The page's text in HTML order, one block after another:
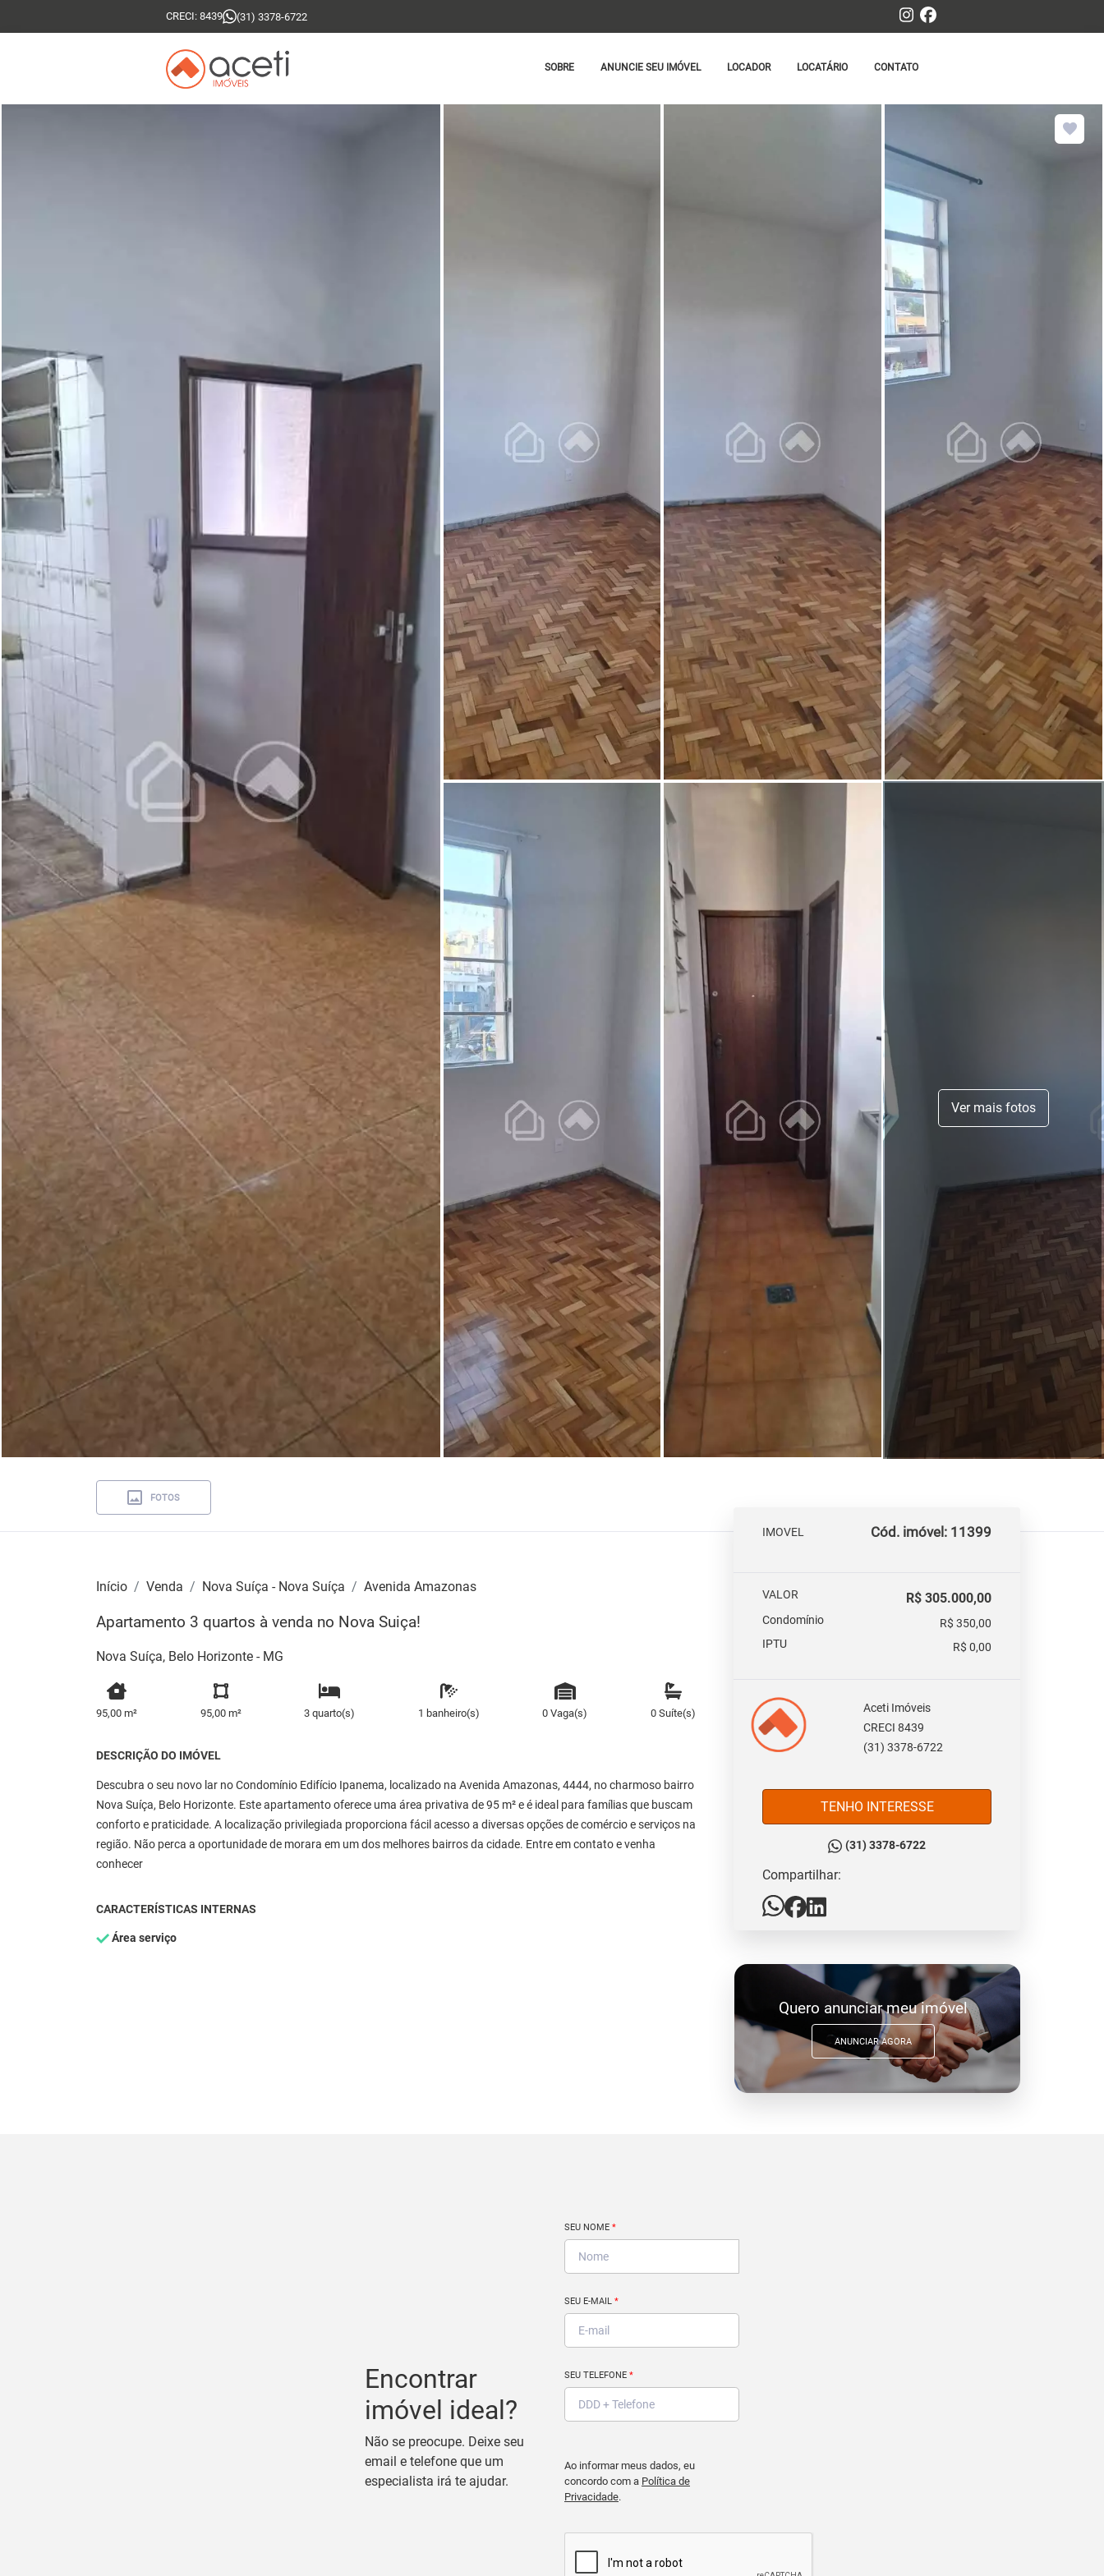
CRECI: 8439 (31) 3378-6722
SOBRE ANUNCIE SEU IMÓVEL LOCADOR LOCATÁRIO CONTATO
Ver mais fotos
FOTOS
Início Venda Nova Suíça - Nova Suíça Avenida Amazonas
Apartamento 3 quartos à venda no Nova Suiça!
Nova Suíça, Belo Horizonte - MG
95,00 m² 95,00 m² 3 quarto(s) 1 banheiro(s) 0 Vaga(s) 0 Suíte(s)
DESCRIÇÃO DO IMÓVEL
Descubra o seu novo lar no Condomínio Edifício Ipanema, localizado na Avenida Amazonas, 4444, no charmoso bairro
Nova Suíça, Belo Horizonte. Este apartamento oferece uma área privativa de 95 m² e é ideal para famílias que buscam
conforto e praticidade. A localização privilegiada proporciona fácil acesso a diversas opções de comércio e serviços na
região. Não perca a oportunidade de morara em um dos melhores bairros da cidade. Entre em contato e venha
conhecer
CARACTERÍSTICAS INTERNAS
Área serviço
IMOVEL Cód. imóvel: 11399
VALOR R$ 305.000,00
Condomínio
R$ 350,00
IPTU
R$ 0,00
Aceti Imóveis
CRECI 8439
(31) 3378-6722
TENHO INTERESSE
(31) 3378-6722
Compartilhar:
Quero anunciar meu imóvel
ANUNCIAR AGORA
Encontrar
imóvel ideal?
Não se preocupe. Deixe seu
email e telefone que um
especialista irá te ajudar.
SEU NOME *
SEU E-MAIL *
SEU TELEFONE *
Ao informar meus dados, eu
concordo com a Política de
Privacidade.